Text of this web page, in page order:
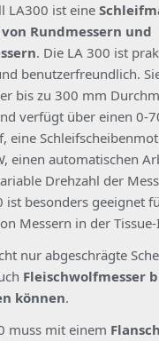
LA300 ist eine
Rundmessern und
. Die LA 300 ist
benutzerfreundlich.
bis zu 300 mm
verfügt über einen 0-
eine
einen automatischen
Drehzahl der
ist besonders geeignet
Messern in der
nur abgeschrägte
Fleischwolfmesser
können.
muss mit einem Flansch